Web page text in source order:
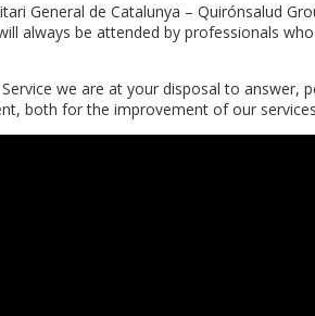
General de Catalunya – Quirónsalud
always be attended by professionals
we are at your disposal to
both for the improvement of our